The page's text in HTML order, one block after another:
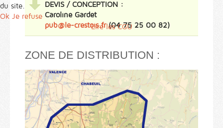
DEVIS / CONCEPTION :
Caroline Gardet
pub@le-crestois.fr(04 75 25 00 82)
ZONE DE DISTRIBUTION :
du site.
Ok Je refuse
Lire les CGU